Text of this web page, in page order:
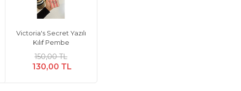
Victoria's Secret Yazılı
Kılıf Pembe
150,00 TL
130,00 TL